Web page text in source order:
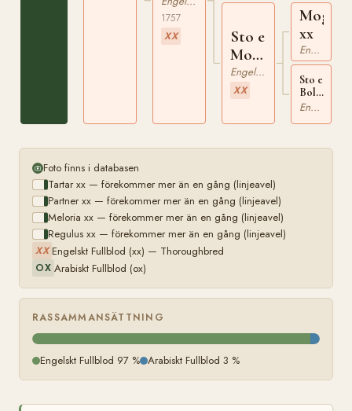
1757
XX
Sto e
Mogul
xx
Engelskt Fullblod
XX
Mogul
xx
Engelskt Fullblod
Sto e
Bolton
Engelskt Fullblod
Foto finns i databasen
Tartar xx — förekommer mer än en gång (linjeavel)
Partner xx — förekommer mer än en gång (linjeavel)
Meloria xx — förekommer mer än en gång (linjeavel)
Regulus xx — förekommer mer än en gång (linjeavel)
XX Engelskt Fullblod (xx) — Thoroughbred
OX Arabiskt Fullblod (ox)
RASSAMMANSÄTTNING
Engelskt Fullblod 97 % Arabiskt Fullblod 3 %